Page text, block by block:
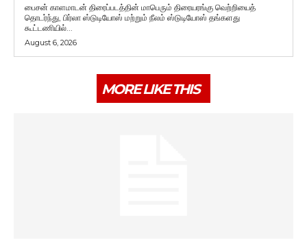
பைசன் காளமாடன் திரைப்படத்தின் மாபெரும் திரையரங்கு வெற்றியைத்
தொடர்ந்து, பிர்லா ஸ்டுடியோஸ் மற்றும் நீலம் ஸ்டுடியோஸ் தங்களது
கூட்டணியில்...
August 6, 2026
MORE LIKE THIS